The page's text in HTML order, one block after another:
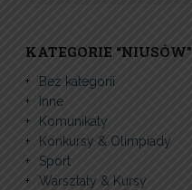
KATEGORIE “NIUSÓW”
Bez kategorii
Inne
Komunikaty
Konkursy & Olimpiady
Sport
Warsztaty & Kursy